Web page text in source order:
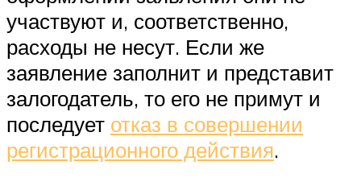
участвуют и, соответственно,
расходы не несут. Если же
заявление заполнит и представит
залогодатель, то его не примут и
последует отказ в совершении
регистрационного действия.